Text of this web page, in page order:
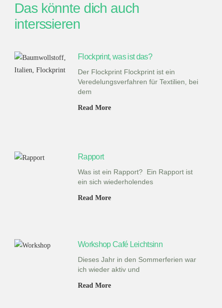
Das könnte dich auch
interssieren
Flockprint, was ist das?
Der Flockprint Flockprint ist ein
Veredelungsverfahren für Textilien, bei
dem
Read More
Rapport
Was ist ein Rapport? Ein Rapport ist
ein sich wiederholendes
Read More
Workshop Café Leichtsinn
Dieses Jahr in den Sommerferien war
ich wieder aktiv und
Read More